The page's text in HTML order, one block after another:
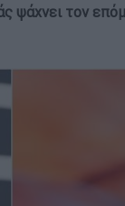
ψάχνει τον